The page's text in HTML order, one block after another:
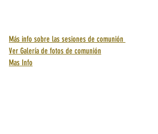
Más info sobre las sesiones de comunión
Ver Galería de fotos de comunión
Mas Info